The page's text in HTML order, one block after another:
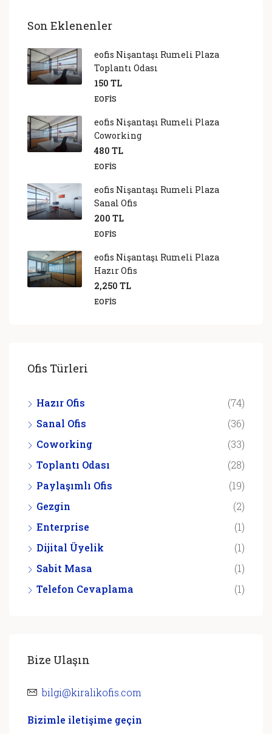
Son Eklenenler
eofis Nişantaşı Rumeli Plaza
Toplantı Odası
150 TL
EOFIS
eofis Nişantaşı Rumeli Plaza
Coworking
480 TL
EOFIS
eofis Nişantaşı Rumeli Plaza
Sanal Ofis
200 TL
EOFIS
eofis Nişantaşı Rumeli Plaza
Hazır Ofis
2,250 TL
EOFIS
Ofis Türleri
Hazır Ofis
(74)
Sanal Ofis
(36)
Coworking
(33)
Toplantı Odası
(28)
Paylaşımlı Ofis
(19)
Gezgin
(2)
Enterprise
(1)
Dijital Üyelik
(1)
Sabit Masa
(1)
Telefon Cevaplama
(1)
Bize Ulaşın
bilgi@kiralikofis.com
Bizimle iletişime geçin